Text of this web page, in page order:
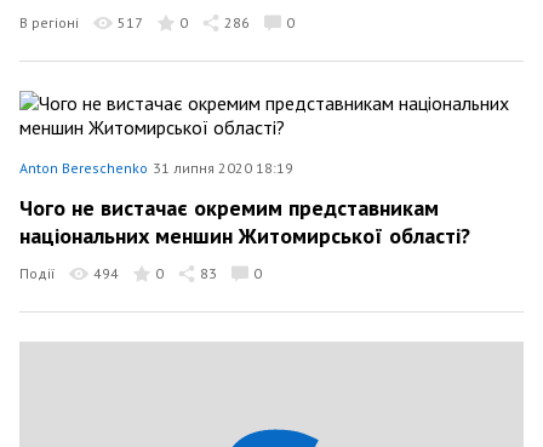
В регіоні 517 0 286 0
Anton Bereschenko 31 липня 2020 18:19
Чого не вистачає окремим представникам
національних меншин Житомирської області?
Події 494 0 83 0